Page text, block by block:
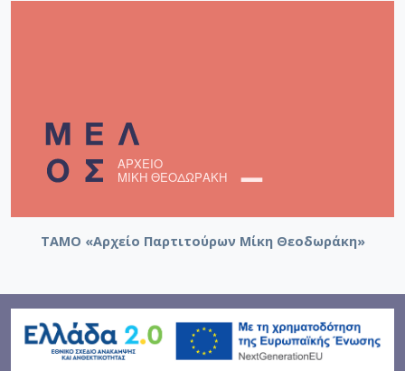
ΤΑΜΟ «Αρχείο Παρτιτούρων Μίκη Θεοδωράκη»